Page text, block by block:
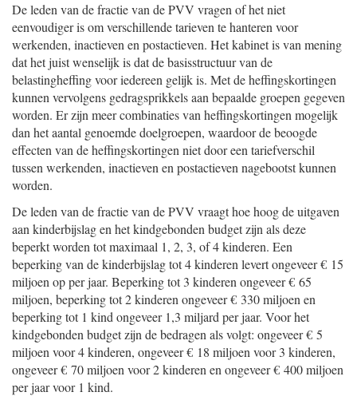
De leden van de fractie van de PVV vragen of het niet
eenvoudiger is om verschillende tarieven te hanteren voor
werkenden, inactieven en postactieven. Het kabinet is van mening
dat het juist wenselijk is dat de basisstructuur van de
belastingheffing voor iedereen gelijk is. Met de heffingskortingen
kunnen vervolgens gedragsprikkels aan bepaalde groepen gegeven
worden. Er zijn meer combinaties van heffingskortingen mogelijk
dan het aantal genoemde doelgroepen, waardoor de beoogde
effecten van de heffingskortingen niet door een tariefverschil
tussen werkenden, inactieven en postactieven nagebootst kunnen
worden.
De leden van de fractie van de PVV vraagt hoe hoog de uitgaven
aan kinderbijslag en het kindgebonden budget zijn als deze
beperkt worden tot maximaal 1, 2, 3, of 4 kinderen. Een
beperking van de kinderbijslag tot 4 kinderen levert ongeveer € 15
miljoen op per jaar. Beperking tot 3 kinderen ongeveer € 65
miljoen, beperking tot 2 kinderen ongeveer € 330 miljoen en
beperking tot 1 kind ongeveer 1,3 miljard per jaar. Voor het
kindgebonden budget zijn de bedragen als volgt: ongeveer € 5
miljoen voor 4 kinderen, ongeveer € 18 miljoen voor 3 kinderen,
ongeveer € 70 miljoen voor 2 kinderen en ongeveer € 400 miljoen
per jaar voor 1 kind.